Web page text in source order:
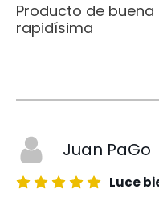
Producto de
rapidísima
Juan PaGo
Luce